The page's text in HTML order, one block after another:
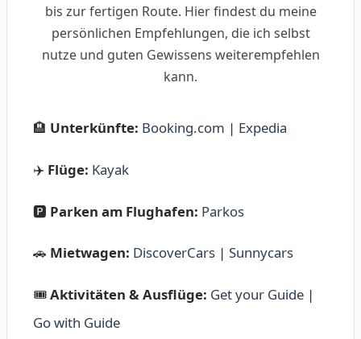
bis zur fertigen Route. Hier findest du meine
persönlichen Empfehlungen, die ich selbst
nutze und guten Gewissens weiterempfehlen
kann.
🏨 Unterkünfte: Booking.com | Expedia
✈️ Flüge: Kayak
🅿️ Parken am Flughafen: Parkos
🚗 Mietwagen: DiscoverCars | Sunnycars
🎟️Aktivitäten & Ausflüge: Get your Guide |
Go with Guide